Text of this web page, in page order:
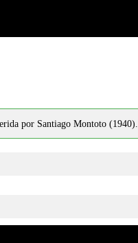
por Santiago Montoto (1940).